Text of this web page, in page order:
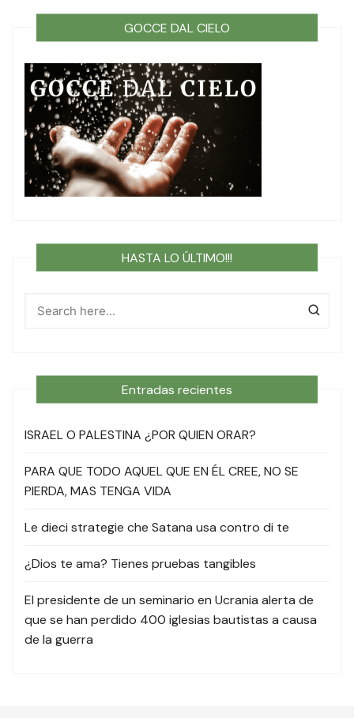
GOCCE DAL CIELO
HASTA LO ÚLTIMO!!!
Entradas recientes
ISRAEL O PALESTINA ¿POR QUIEN ORAR?
PARA QUE TODO AQUEL QUE EN ÉL CREE, NO SE
PIERDA, MAS TENGA VIDA
Le dieci strategie che Satana usa contro di te
¿Dios te ama? Tienes pruebas tangibles
El presidente de un seminario en Ucrania alerta de
que se han perdido 400 iglesias bautistas a causa
de la guerra